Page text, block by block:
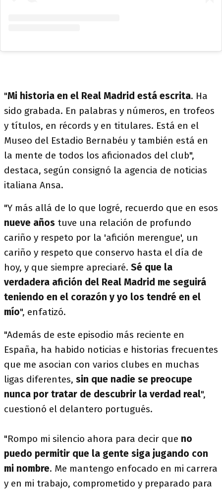
"Mi historia en el Real Madrid está escrita. Ha
sido grabada. En palabras y números, en trofeos
y títulos, en récords y en titulares. Está en el
Museo del Estadio Bernabéu y también está en
la mente de todos los aficionados del club",
destaca, según consignó la agencia de noticias
italiana Ansa.
"Y más allá de lo que logré, recuerdo que en esos
nueve años tuve una relación de profundo
cariño y respeto por la 'afición merengue', un
cariño y respeto que conservo hasta el día de
hoy, y que siempre apreciaré. Sé que la
verdadera afición del Real Madrid me seguirá
teniendo en el corazón y yo los tendré en el
mío", enfatizó.
"Además de este episodio más reciente en
España, ha habido noticias e historias frecuentes
que me asocian con varios clubes en muchas
ligas diferentes, sin que nadie se preocupe
nunca por tratar de descubrir la verdad real",
cuestionó el delantero portugués.
"Rompo mi silencio ahora para decir que no
puedo permitir que la gente siga jugando con
mi nombre. Me mantengo enfocado en mi carrera
y en mi trabajo, comprometido y preparado para